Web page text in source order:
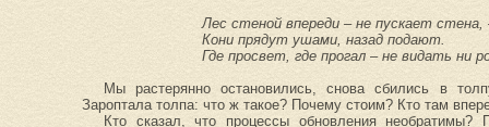
Лес стеной впереди – не пускает стена,
Кони прядут ушами, назад подают.
Где просвет, где прогал – не видать ни
Мы растерянно остановились, снова сбились в
Зароптала толпа: что ж такое? Почему стоим? Кто там
Кто сказал, что процессы обновления